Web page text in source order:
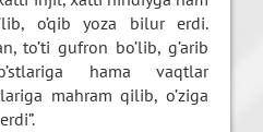
o’qib yoza bilur erdi.
to’ti gufron bo’lib, g’arib
hama vaqtlar
mahram qilib, o’ziga